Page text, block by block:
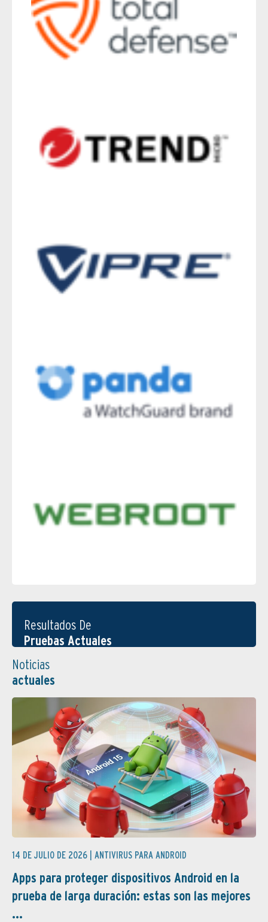
Resultados De
Pruebas Actuales
Noticias
actuales
14 DE JULIO DE 2026 | ANTIVIRUS PARA ANDROID
Apps para proteger dispositivos Android en la
prueba de larga duración: estas son las mejores
...